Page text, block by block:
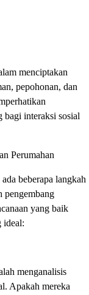
menciptakan
pepohonan, dan
bagi interaksi sosial
Perumahan
beberapa langkah
pengembang
yang baik
ideal:
menganalisis
Apakah mereka